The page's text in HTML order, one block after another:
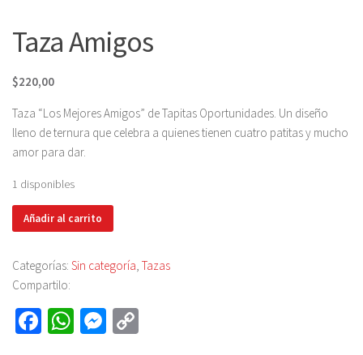
Taza Amigos
$220,00
Taza “Los Mejores Amigos” de Tapitas Oportunidades. Un diseño
lleno de ternura que celebra a quienes tienen cuatro patitas y mucho
amor para dar.
1 disponibles
Taza
Amigos
Añadir al carrito
Categorías: Sin categoría Tazas
Compartilo:
Fa W M